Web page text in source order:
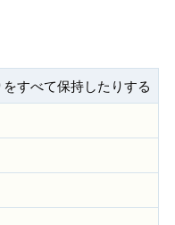
すべて保持したりする